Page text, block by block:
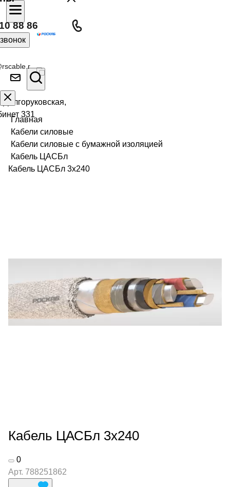
88 86
331
Главная
Кабели силовые
Кабели силовые с бумажной изоляцией
Кабель ЦАСБл
Кабель ЦАСБл 3х240
Кабель ЦАСБл 3х240
0
Арт. 788251862